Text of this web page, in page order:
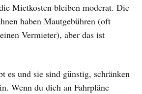
Mietkosten bleiben moderat. Die
haben Mautgebühren (oft
Vermieter), aber das ist
es und sie sind günstig, schränken
Wenn du dich an Fahrpläne